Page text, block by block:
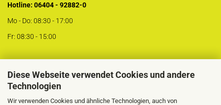
Diese Webseite verwendet Cookies und andere
Technologien
Wir verwenden Cookies und ähnliche Technologien, auch von
Hotline: 06404 - 92882-0
Mo - Do: 08:30 - 17:00
Fr: 08:30 - 15:00
Kontaktformular